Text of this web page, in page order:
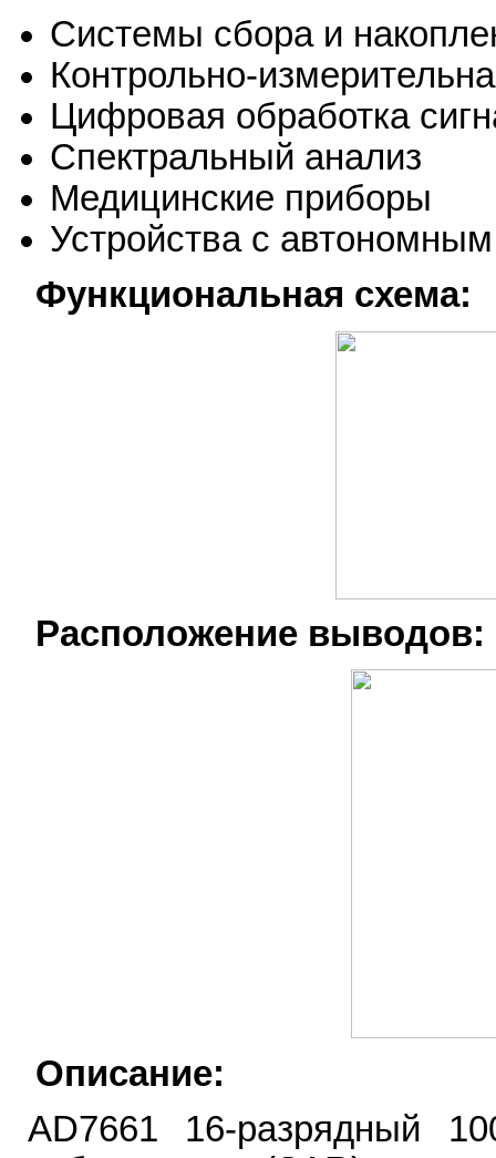
Системы сбора и
Контрольно-
Цифровая обработка
Спектральный анализ
Медицинские приборы
Устройства с
Функциональная схема:
Расположение выводов:
Описание:
AD7661 16-разрядный